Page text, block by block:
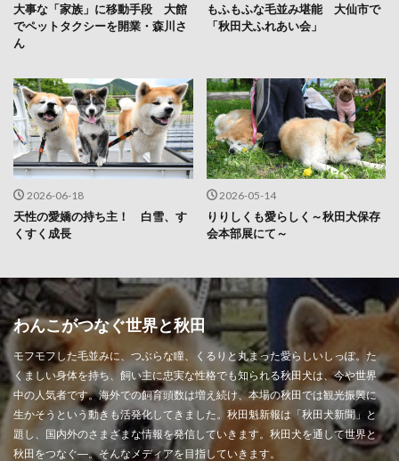
大事な「家族」に移動手段 大館
でペットタクシーを開業・森川さ
ん
もふもふな毛並み堪能 大仙市で
「秋田犬ふれあい会」
2026-06-18
天性の愛嬌の持ち主！ 白雪、す
くすく成長
2026-05-14
りりしくも愛らしく～秋田犬保存
会本部展にて～
わんこがつなぐ世界と秋田
モフモフした毛並みに、つぶらな瞳、くるりと丸まった愛らしいしっぽ。た
くましい身体を持ち、飼い主に忠実な性格でも知られる秋田犬は、今や世界
中の人気者です。海外での飼育頭数は増え続け、本場の秋田では観光振興に
生かそうという動きも活発化してきました。秋田魁新報は「秋田犬新聞」と
題し、国内外のさまざまな情報を発信していきます。秋田犬を通して世界と
秋田をつなぐ―。そんなメディアを目指していきます。